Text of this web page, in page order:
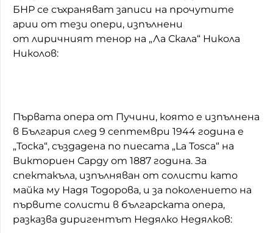
БНР се съхраняват записи на прочутите
арии от тези опери, изпълнени
от лиричният тенор на „Ла Скала“ Никола
Николов:
Първата опера от Пучини, която е изпълнена
в България след 9 септември 1944 година е
„Тоска“, създадена по пиесата „La Tosca“ на
Викториен Сарду от 1887 година. За
спектакъла, изпълняван от солисти като
майка му Надя Тодорова, и за поколението на
първите солисти в българската опера,
разказва диригентът Недялко Недялков: